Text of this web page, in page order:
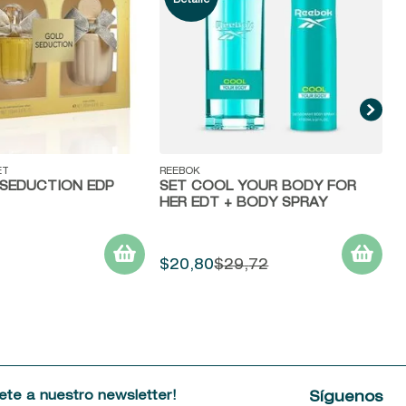
EDP
Vista rápida
REEBOK
SET COOL YOUR BODY FOR
HER EDT + BODY SPRAY
$20,80$29,72
a nuestro newsletter! Síguenos